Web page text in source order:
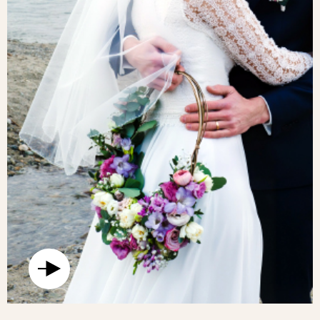
ANLEITUNG UNSERER EXPERTINNEN
ENTDECKEN DIE TEILNEHMER
GRUNDLEGENDE TECHNIKEN, UM
EINZIGARTIGE ARRANGEMENTS ZU
KREIEREN, DIE IHRE SENSIBILITÄT UND
KREATIVITÄT ZUM AUSDRUCK
EIN ORIGINELLES, ELEGANTES UND
UNVERGESSLICHES GESCHENK,
PERFEKT, UM GEMEINSAM EINEN
MOMENT DES LERNENS, DER
GESELLIGKEIT UND DER SCHÖNHEIT
RUND UM DIE FLORISTIK ZU ERLEBEN.